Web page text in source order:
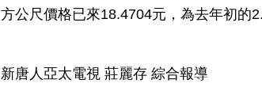
方公尺價格已來18.4704元，為去年初的
新唐人亞太電視 莊麗存 綜合報導